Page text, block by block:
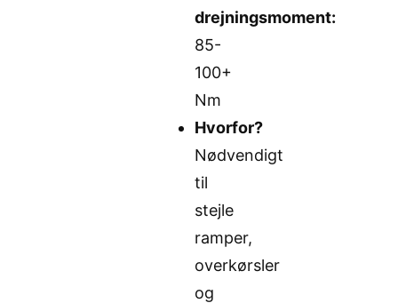
drejningsmoment:
85-
100+
Nm
Hvorfor?
Nødvendigt
til
stejle
ramper,
overkørsler
og